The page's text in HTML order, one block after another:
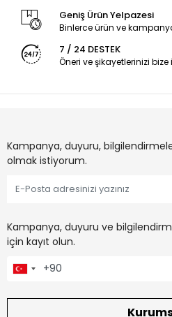
Geniş Ürün Yelpazesi
Binlerce ürün ve
7 / 24 DESTEK
Öneri ve şikayetlerinizi bize
Kampanya, duyuru,
olmak istiyorum.
Kampanya, duyuru ve
için kayıt olun.